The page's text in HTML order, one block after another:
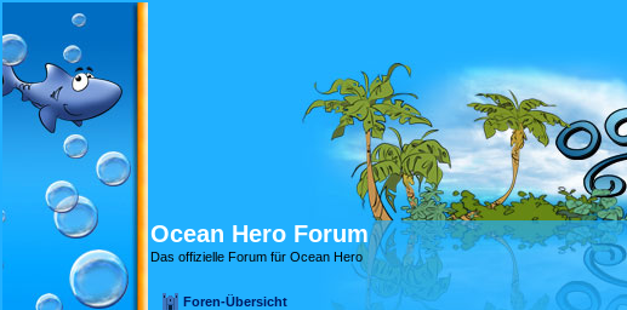
Ocean Hero Forum
Das offizielle Forum für Ocean Hero
Foren-Übersicht